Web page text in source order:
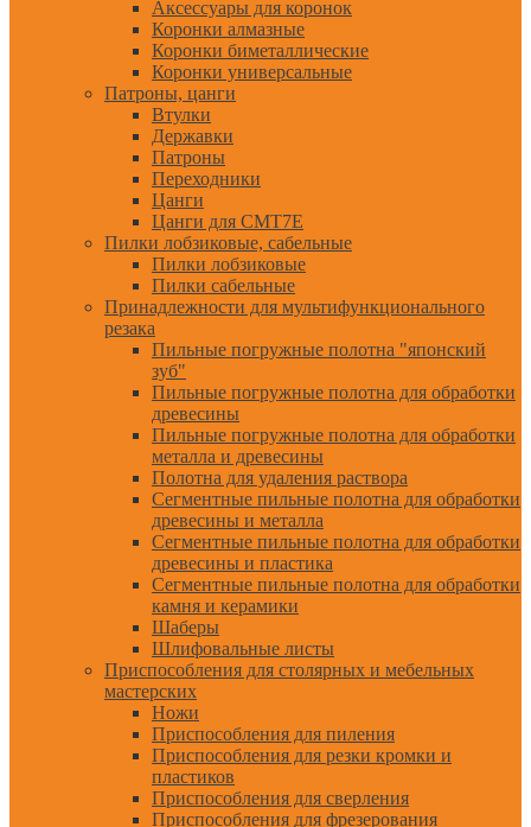
Аксессуары для коронок
Коронки алмазные
Коронки биметаллические
Коронки универсальные
Патроны, цанги
Втулки
Державки
Патроны
Переходники
Цанги
Цанги для CMT7E
Пилки лобзиковые, сабельные
Пилки лобзиковые
Пилки сабельные
Принадлежности для мультифункционального
резака
Пильные погружные полотна "японский
зуб"
Пильные погружные полотна для обработки
древесины
Пильные погружные полотна для обработки
металла и древесины
Полотна для удаления раствора
Сегментные пильные полотна для обработки
древесины и металла
Сегментные пильные полотна для обработки
древесины и пластика
Сегментные пильные полотна для обработки
камня и керамики
Шаберы
Шлифовальные листы
Приспособления для столярных и мебельных
мастерских
Ножи
Приспособления для пиления
Приспособления для резки кромки и
пластиков
Приспособления для сверления
Приспособления для фрезерования